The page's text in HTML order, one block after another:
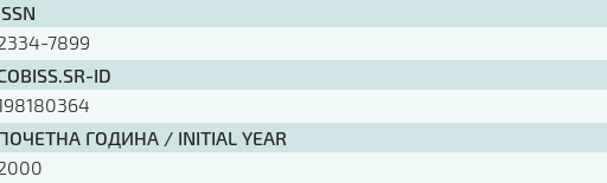
7899
ID
ГОДИНА / INITIAL YEAR